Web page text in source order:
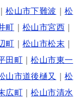
｜松山市下難波 ｜松
町 ｜松山市宮西
町 ｜松山市松末
田町 ｜松山市東一
山市道後樋又 ｜松
広町 ｜松山市清水